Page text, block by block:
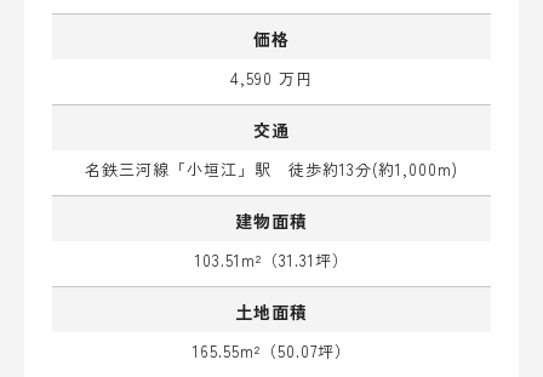
価格
4,590 万円
交通
名鉄三河線「小垣江」駅 徒歩約13分(約1,000m)
建物面積
103.51m²（31.31坪）
土地面積
165.55m²（50.07坪）